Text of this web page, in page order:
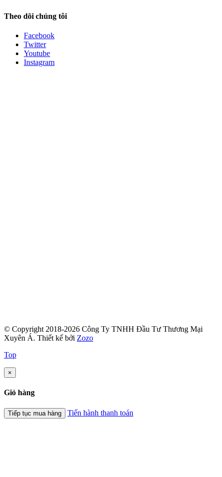
Theo dõi chúng tôi
Facebook
Twitter
Youtube
Instagram
© Copyright 2018-2026 Công Ty TNHH Đầu Tư Thương Mại
Xuyên Á. Thiết kế bởi Zozo
Top
×
Giỏ hàng
Tiếp tục mua hàng Tiến hành thanh toán